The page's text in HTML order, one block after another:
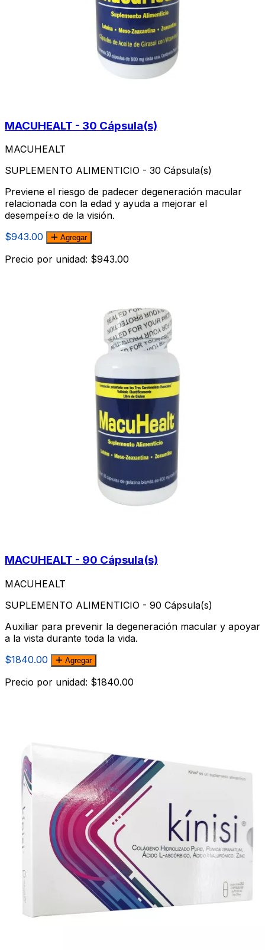
MACUHEALT - 30 Cápsula(s)
MACUHEALT
SUPLEMENTO ALIMENTICIO - 30 Cápsula(s)
Previene el riesgo de padecer degeneración macular
relacionada con la edad y ayuda a mejorar el
desempeí±o de la visión.
$943.00
Agregar
Precio por unidad: $943.00
MACUHEALT - 90 Cápsula(s)
MACUHEALT
SUPLEMENTO ALIMENTICIO - 90 Cápsula(s)
Auxiliar para prevenir la degeneración macular y apoyar
a la vista durante toda la vida.
$1840.00
Agregar
Precio por unidad: $1840.00